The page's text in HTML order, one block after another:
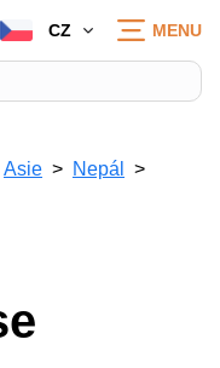
CZ MENU
Asie
Nepál